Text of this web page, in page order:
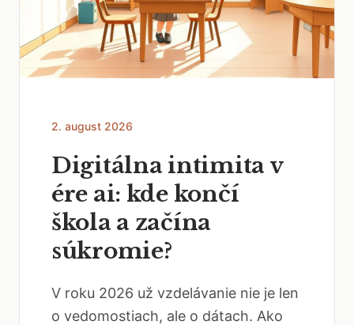
2. august 2026
Digitálna intimita v
ére ai: kde končí
škola a začína
súkromie?
V roku 2026 už vzdelávanie nie je len
o vedomostiach, ale o dátach. Ako